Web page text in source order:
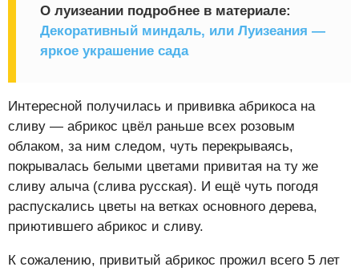
О луизеании подробнее в материале:
Декоративный миндаль, или Луизеания —
яркое украшение сада
Интересной получилась и прививка абрикоса на
сливу — абрикос цвёл раньше всех розовым
облаком, за ним следом, чуть перекрываясь,
покрывалась белыми цветами привитая на ту же
сливу алыча (слива русская). И ещё чуть погодя
распускались цветы на ветках основного дерева,
приютившего абрикос и сливу.
К сожалению, привитый абрикос прожил всего 5 лет